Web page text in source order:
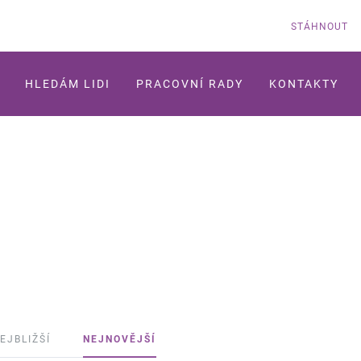
STÁHNOUT
HLEDÁM LIDI PRACOVNÍ RADY KONTAKTY
NEJNOVĚJŠÍ